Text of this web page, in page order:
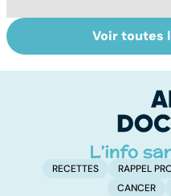
Suicide : prévenir
le passage à
Voir toutes
RECETTES RAPPEL
CANCER